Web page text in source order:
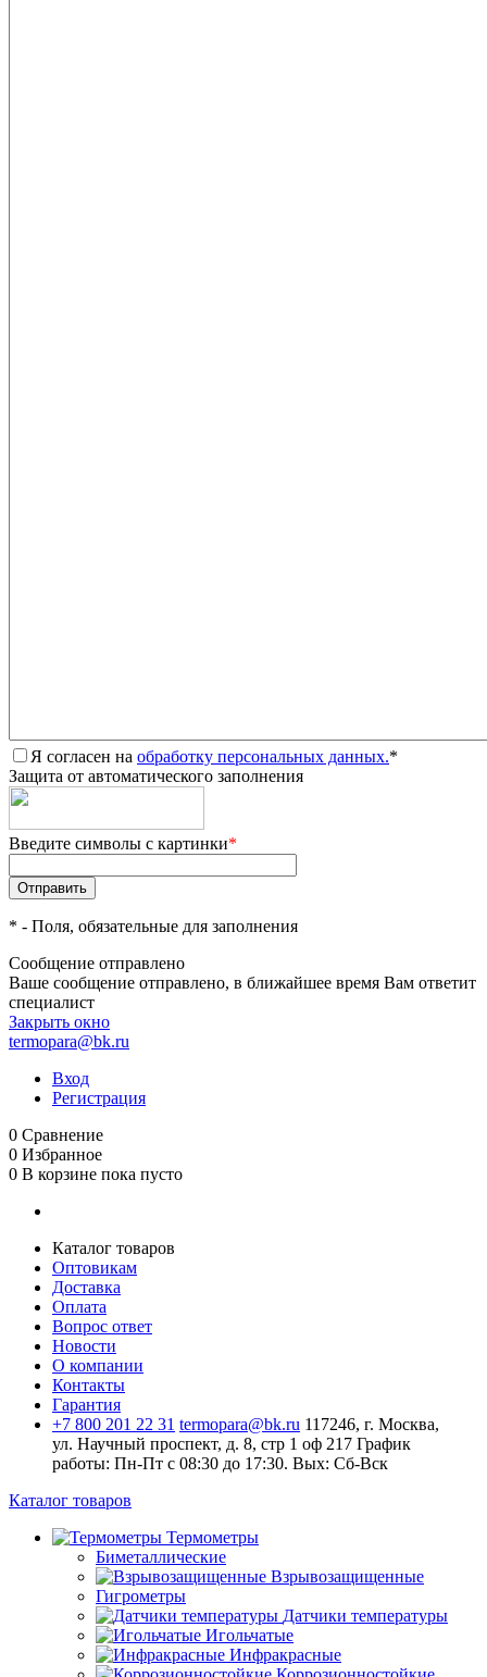
Я согласен на обработку персональных данных.*
Защита от автоматического заполнения
Введите символы с картинки*
* - Поля, обязательные для заполнения
Сообщение отправлено
Ваше сообщение отправлено, в ближайшее время Вам ответит
специалист
Закрыть окно
termopara@bk.ru
Вход
Регистрация
0 Сравнение
0 Избранное
0 В корзине пока пусто
Каталог товаров
Оптовикам
Доставка
Оплата
Вопрос ответ
Новости
О компании
Контакты
Гарантия
+7 800 201 22 31 termopara@bk.ru 117246, г. Москва,
ул. Научный проспект, д. 8, стр 1 оф 217 График
работы: Пн‑Пт с 08:30 до 17:30. Вых: Сб‑Вск
Каталог товаров
Термометры
Биметаллические
Взрывозащищенные
Гигрометры
Датчики температуры
Игольчатые
Инфракрасные